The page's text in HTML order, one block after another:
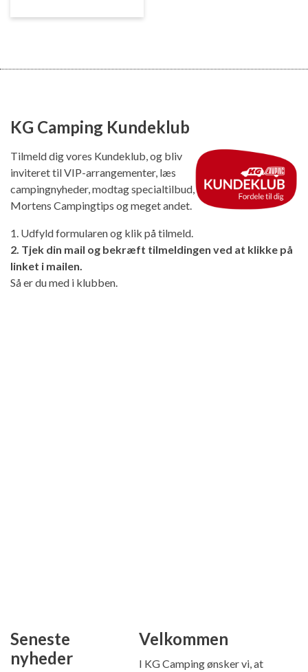
KG Camping Kundeklub
Tilmeld dig vores Kundeklub, og bliv
inviteret til VIP-arrangementer, læs
campingnyheder, modtag specialtilbud,
Mortens Campingtips og meget andet.
1. Udfyld formularen og klik på tilmeld.
2. Tjek din mail og bekræft tilmeldingen ved at klikke på
linket i mailen.
Så er du med i klubben.
Seneste
nyheder
Velkommen
I KG Camping ønsker vi, at